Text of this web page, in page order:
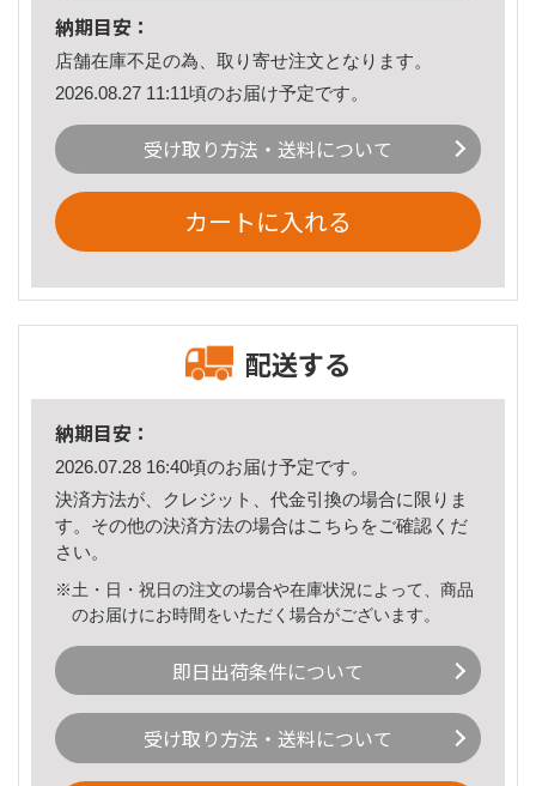
納期目安：
店舗在庫不足の為、取り寄せ注文となります。
2026.08.27 11:11頃のお届け予定です。
受け取り方法・送料について
カートに入れる
配送する
納期目安：
2026.07.28 16:40頃のお届け予定です。
決済方法が、クレジット、代金引換の場合に限りま
す。その他の決済方法の場合はこちら をご確認くだ
さい。
※土・日・祝日の注文の場合や在庫状況によって、商品
のお届けにお時間をいただく場合がございます。
即日出荷条件について
受け取り方法・送料について